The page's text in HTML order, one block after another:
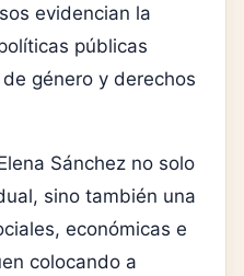
evidencian la
públicas
género y derechos
Sánchez no solo
sino también una
económicas e
colocando a